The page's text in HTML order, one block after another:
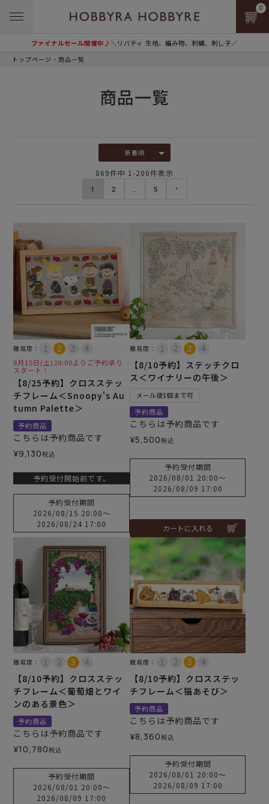
ファイナルセール開催中♪＼リバティ 生地、編み物、刺繍、刺し子／
0
トップページ 商品一覧
商品一覧
新着順
869件中 1 -200件表示
1 2 5
難易度：
8月15日(土)20:00よりご予約承り
スタート！
【8/25予約】クロスステッ
チフレーム＜Snoopy's Au
tumn Palette＞
予約商品
こちらは予約商品です
¥9,130税込
予約受付開始前です。
予約受付期間
2026/08/15 20:00〜
2026/08/24 17:00
難易度：
【8/10予約】ステッチクロ
ス＜ワイナリーの午後＞
メール便1個まで可
予約商品
こちらは予約商品です
¥5,500税込
予約受付期間
2026/08/01 20:00〜
2026/08/09 17:00
カートに入れる
難易度：
【8/10予約】クロスステッ
チフレーム＜葡萄畑とワイ
ンのある景色＞
予約商品
こちらは予約商品です
¥10,780税込
予約受付期間
2026/08/01 20:00〜
2026/08/09 17:00
難易度：
【8/10予約】クロスステッ
チフレーム＜猫あそび＞
予約商品
こちらは予約商品です
¥8,360税込
予約受付期間
2026/08/01 20:00〜
2026/08/09 17:00